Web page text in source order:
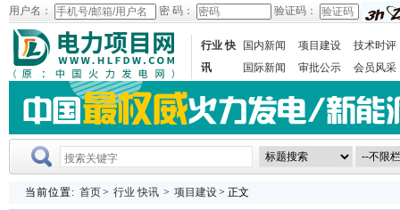
用户名： 密 码： 验证码：
行业 快
讯
国内新闻 项目建设
技术时评
国际新闻
审批公示 会员风采
当前位置: 首页> 行业 快讯 > 项目建设> 正文